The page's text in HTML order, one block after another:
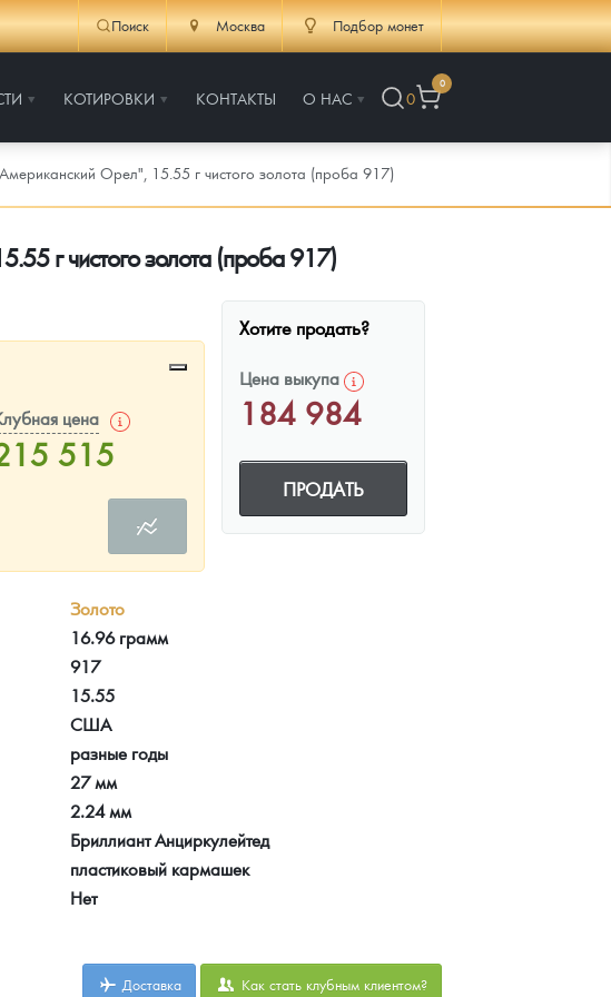
Поиск Москва Подбор монет
КОТИРОВКИ КОНТАКТЫ О НАС 0
0
Орел", 15.55 г чистого золота (проба 917)
г чистого золота (проба 917)
цена
515
Хотите продать?
Цена выкупа
184 984
ПРОДАТЬ
Золото
16.96 грамм
917
15.55
США
разные годы
27 мм
2.24 мм
Бриллиант Анциркулейтед
пластиковый кармашек
Нет
Доставка Как стать клубным клиентом?